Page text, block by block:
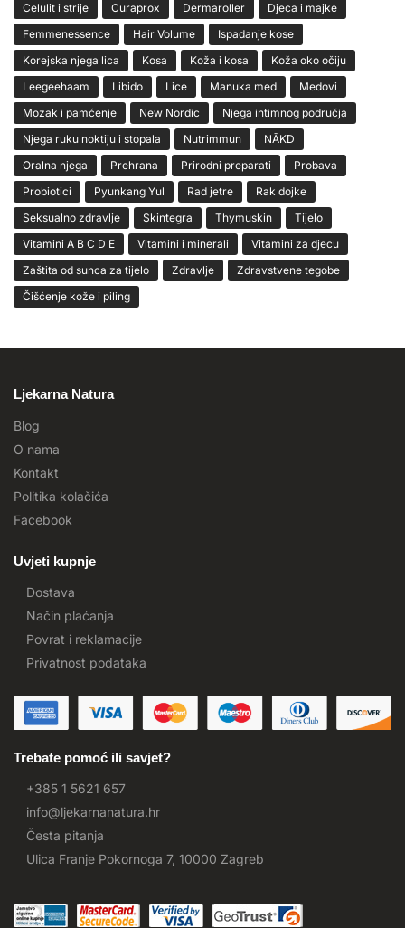
Celulit i strije
Curaprox Dermaroller
Djeca i majke
Femmenessence
Hair Volume
Ispadanje kose
Korejska njega lica
Kosa Koža i kosa
Koža oko očiju
Leegeehaam
Libido Lice Manuka med
Medovi
Mozak i pamćenje
New Nordic
Njega intimnog područja
Njega ruku noktiju i stopala
Nutrimmun
NĀKD
Oralna njega
Prehrana Prirodni preparati
Probava
Probiotici
Pyunkang Yul Rad jetre
Rak dojke
Seksualno zdravlje
Skintegra Thymuskin
Tijelo
Vitamini A B C D E
Vitamini i minerali
Vitamini za djecu
Zaštita od sunca za tijelo
Zdravlje
Zdravstvene tegobe
Čišćenje kože i piling
Ljekarna Natura
Blog
O nama
Kontakt
Politika kolačića
Facebook
Uvjeti kupnje
Dostava
Način plaćanja
Povrat i reklamacije
Privatnost podataka
Trebate pomoć ili savjet?
+385 1 5621 657
info@ljekarnanatura.hr
Česta pitanja
Ulica Franje Pokornoga 7, 10000 Zagreb